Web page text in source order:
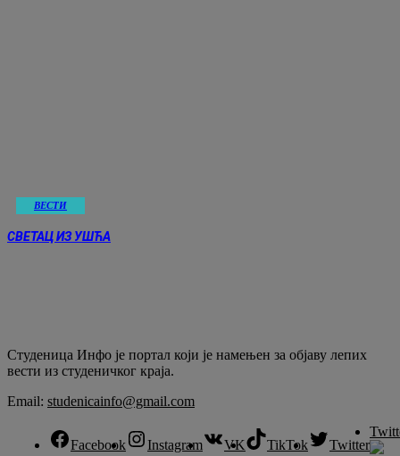
ВЕСТИ
СВЕТАЦ ИЗ УШЋА
Студеница Инфо је портал који је намењен за објaву лепих
вести из студеничког краја.
Email: studenicainfo@gmail.com
Facebook Instagram VK TikTok Twitter